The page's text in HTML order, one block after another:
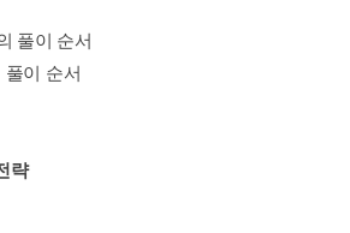
풀이 순서
풀이 순서
략